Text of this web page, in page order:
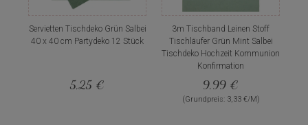
Servietten Tischdeko Grün Salbei
40 x 40 cm Partydeko 12 Stück
5,25 €
3m Tischband Leinen Stoff
Tischläufer Grün Mint Salbei
Tischdeko Hochzeit Kommunion
Konfirmation
9,99 €
(Grundpreis: 3,33 €/M)